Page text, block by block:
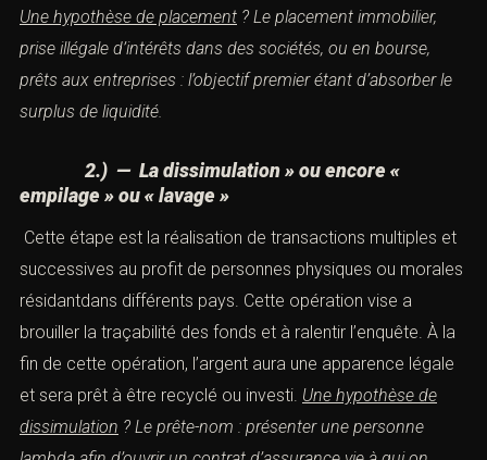
système bancaireet financier. Autrement dit c’est par
cette opération de placement que l’argent liquide va être
transforméen monnaie scripturale.C’est durant cette
phase de placement que le blanchisseur est le plus
immobilier, prise illégale d’intérêts dans des sociétés, ou
en bourse, prêts aux entreprises : l’objectif premier étant
d’absorber le surplus de liquidité.
2.) — La dissimulation » ou encore «
« lavage »
Cette étape est la réalisation de transactions multiples
et successives au profit de personnes physiques ou
morales résidantdans différents pays. Cette opération
vise a brouiller la traçabilité des fonds et à ralentir